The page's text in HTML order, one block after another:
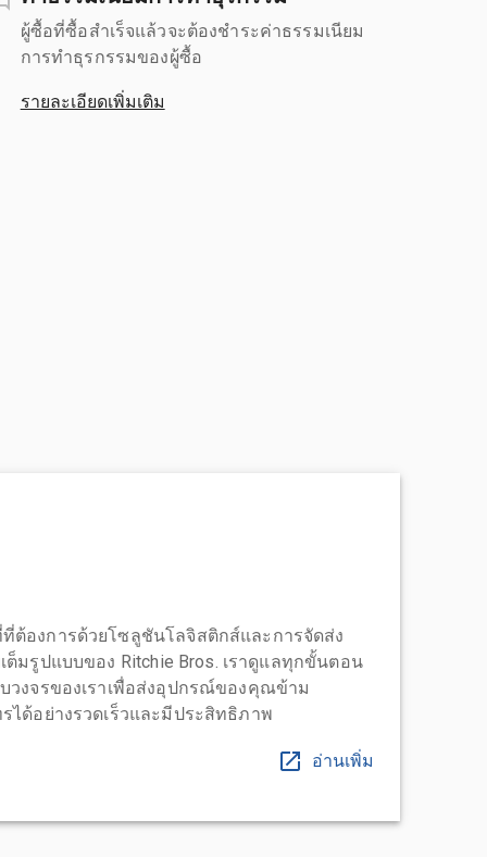
ผู้ซื้อที่ซื้อสำเร็จแล้วจะต้องชำระค่าธรรมเนียม
การทำธุรกรรมของผู้ซื้อ
รายละเอียดเพิ่มเติม
องการด้วยโซลูชันโลจิสติกส์และการจัดส่ง
ต็มรูปแบบของ Ritchie Bros. เราดูแลทุกขั้นตอน
วงจรของเราเพื่อส่งอุปกรณ์ของคุณข้าม
ด้อย่างรวดเร็วและมีประสิทธิภาพ
อ่านเพิ่ม